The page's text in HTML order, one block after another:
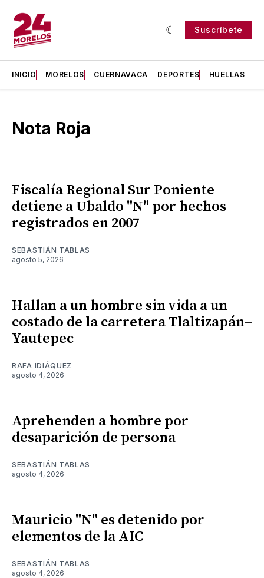
Suscríbete
INICIO MORELOS CUERNAVACA DEPORTES HUELLAS
Nota Roja
Fiscalía Regional Sur Poniente
detiene a Ubaldo "N" por hechos
registrados en 2007
SEBASTIÁN TABLAS
agosto 5, 2026
Hallan a un hombre sin vida a un
costado de la carretera Tlaltizapán–
Yautepec
RAFA IDIÁQUEZ
agosto 4, 2026
Aprehenden a hombre por
desaparición de persona
SEBASTIÁN TABLAS
agosto 4, 2026
Mauricio "N" es detenido por
elementos de la AIC
SEBASTIÁN TABLAS
agosto 4, 2026